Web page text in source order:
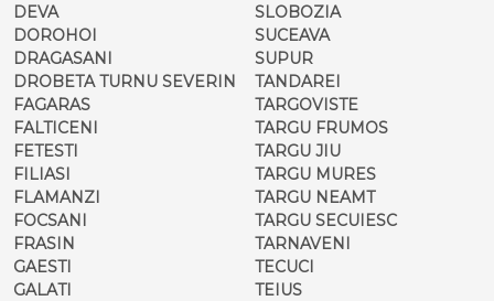
DEVA
DOROHOI
DRAGASANI
DROBETA TURNU SEVERIN
FAGARAS
FALTICENI
FETESTI
FILIASI
FLAMANZI
FOCSANI
FRASIN
GAESTI
GALATI
SLOBOZIA
SUCEAVA
SUPUR
TANDAREI
TARGOVISTE
TARGU FRUMOS
TARGU JIU
TARGU MURES
TARGU NEAMT
TARGU SECUIESC
TARNAVENI
TECUCI
TEIUS